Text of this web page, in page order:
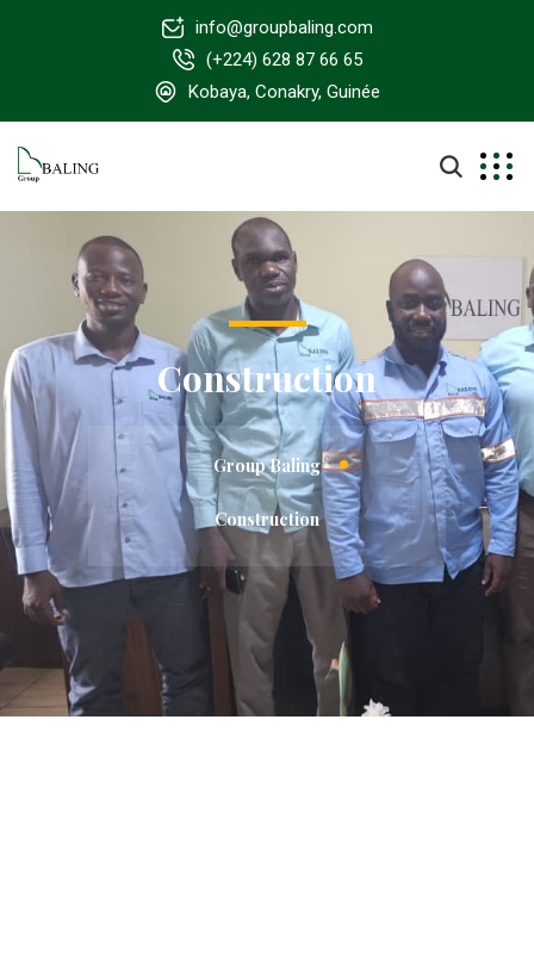
info@groupbaling.com
(+224) 628 87 66 65
Kobaya, Conakry, Guinée
Construction
Group Baling
Construction